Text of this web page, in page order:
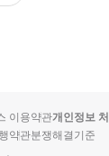
이용약관개인정보
약관분쟁해결기준